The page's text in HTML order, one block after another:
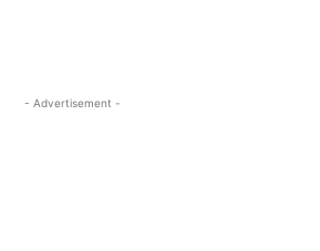
- Advertisement -